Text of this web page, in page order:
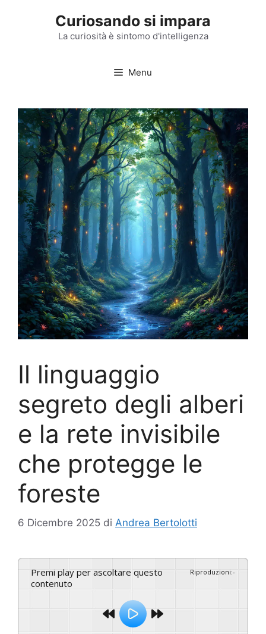
Curiosando si impara
La curiosità è sintomo d'intelligenza
Menu
Il linguaggio
segreto degli alberi
e la rete invisibile
che protegge le
foreste
6 Dicembre 2025 di Andrea Bertolotti
Premi play per ascoltare questo
contenuto
Riproduzioni:-